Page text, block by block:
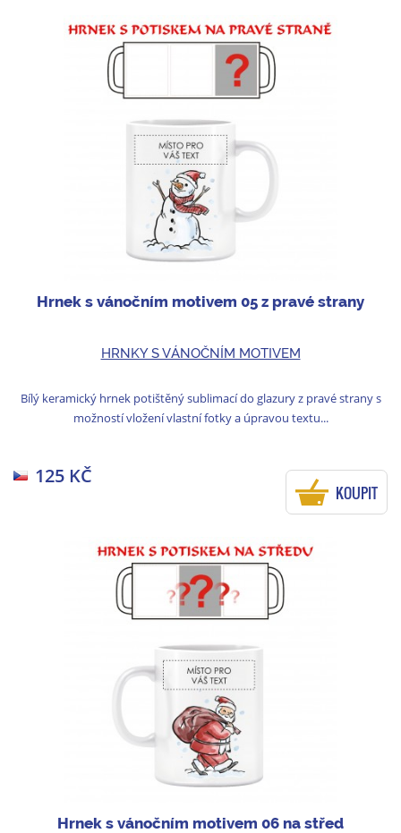
Hrnek s vánočním motivem 05 z pravé strany
HRNKY S VÁNOČNÍM MOTIVEM
Bílý keramický hrnek potištěný sublimací do glazury z pravé strany s
možností vložení vlastní fotky a úpravou textu...
125 KČ
KOUPIT
Hrnek s vánočním motivem 06 na střed